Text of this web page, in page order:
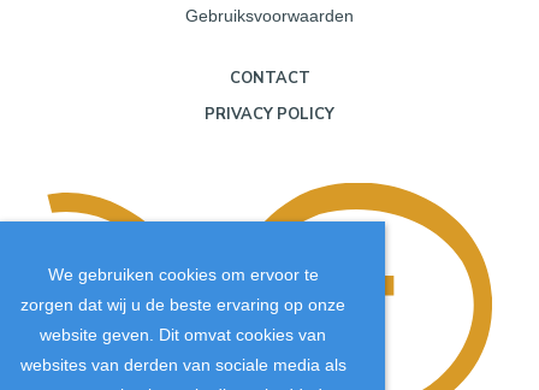
Gebruiksvoorwaarden
CONTACT
PRIVACY POLICY
We gebruiken cookies om ervoor te
zorgen dat wij u de beste ervaring op onze
website geven. Dit omvat cookies van
websites van derden van sociale media als